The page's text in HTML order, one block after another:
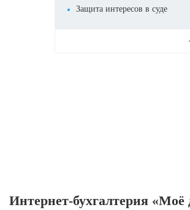
Защита интересов в суде
Интернет-бухгалтерия «Моё